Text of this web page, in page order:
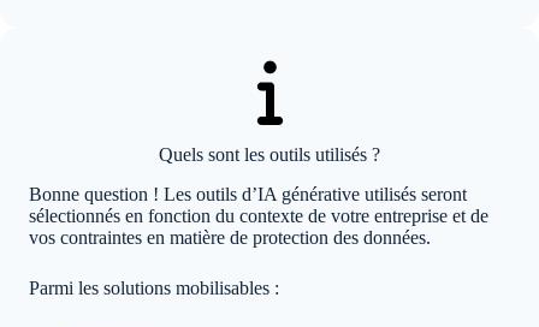
Quels sont les outils utilisés ?
Bonne question ! Les outils d’IA générative utilisés seront
sélectionnés en fonction du contexte de votre entreprise et de
vos contraintes en matière de protection des données.
Parmi les solutions mobilisables :